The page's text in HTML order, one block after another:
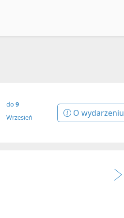
do 9
Wrzesień
O wydarzeniu